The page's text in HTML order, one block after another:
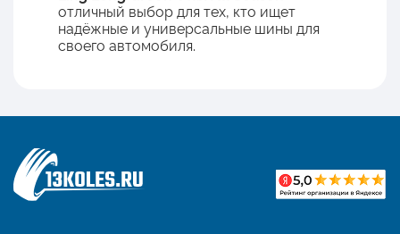
отличный выбор для тех, кто ищет
надёжные и универсальные шины для
своего автомобиля.